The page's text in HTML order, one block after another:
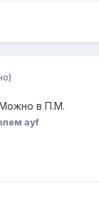
в П.М.
ayf